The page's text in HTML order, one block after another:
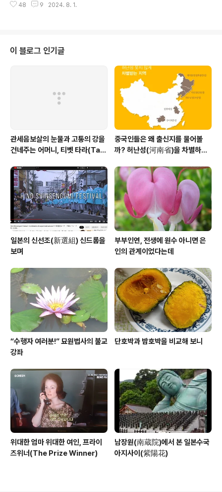
름없다. 무더위가 절정이다. 밤에 에어컨을 틀지 않으면 잠
글쓰기를 하면 머리가 상기된다. 아마 오랜 시간 모니터를
그렇다고 주식을 보는 것은 아니다. 인쇄회로기판설계 작
업 하다 보면 장시간 모니터에서 눈을 뗄 수 없다. 글을 쓸
때도 모니터를 보고 작업을 할 때도 모니터를 본다. 이럴 때
눈의 피로가 극심하다. 가장 좋은 것은 50분 일하고 10분
쉬는 것이다. 또 하나는 눈을 자주 깜박여 주는 것이다. 눈
48 9 2024. 8. 1.
이 블로그 인기글
관세음보살의 눈물과 고통의 강을
건네주는 어머니, 티벳 타라(Tar
중국인들은 왜 출신지를 물어볼
까? 허난성(河南省)을 차별하는
일본의 신선조(新選組) 신드롬을
보며
부부인연, 전생에 원수 아니면 은
인의 관계이었다는데
“수행자 여러분!” 묘원법사의 불교
강좌
단호박과 밤호박을 비교해 보니
위대한 엄마 위대한 여인, 프라이
즈위너(The Prize Winner)
남장원(南蔵院)에서 본 일본수국
아지사이(紫陽花)